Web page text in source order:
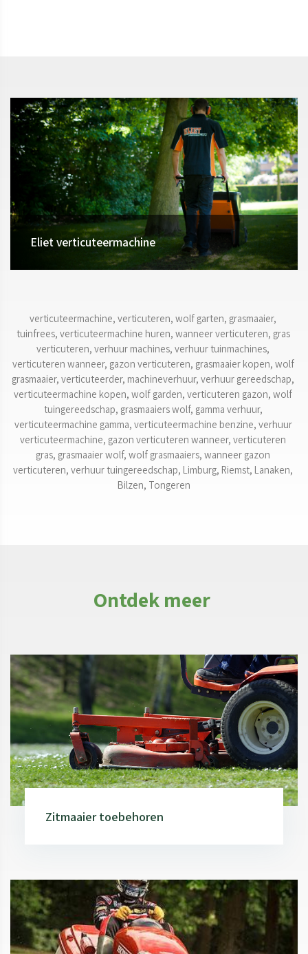
Eliet verticuteermachine
verticuteermachine, verticuteren, wolf garten, grasmaaier,
tuinfrees, verticuteermachine huren, wanneer verticuteren, gras
verticuteren, verhuur machines, verhuur tuinmachines,
verticuteren wanneer, gazon verticuteren, grasmaaier kopen, wolf
grasmaaier, verticuteerder, machineverhuur, verhuur gereedschap,
verticuteermachine kopen, wolf garden, verticuteren gazon, wolf
tuingereedschap, grasmaaiers wolf, gamma verhuur,
verticuteermachine gamma, verticuteermachine benzine, verhuur
verticuteermachine, gazon verticuteren wanneer, verticuteren
gras, grasmaaier wolf, wolf grasmaaiers, wanneer gazon
verticuteren, verhuur tuingereedschap, Limburg, Riemst, Lanaken,
Bilzen, Tongeren
Ontdek meer
Zitmaaier toebehoren